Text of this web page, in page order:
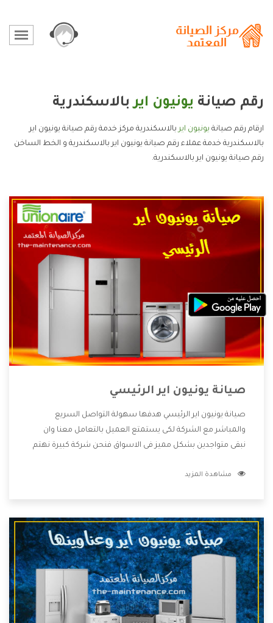
رقم صيانة يونيون ايربالاسكندرية
ارقام رقم صيانة يونيون ايربالاسكندرية مركز خدمة رقم صيانة يونيون اير
بالاسكندرية خدمة عملاء رقم صيانة يونيون اير بالاسكندرية و الخط الساخن
رقم صيانة يونيون اير بالاسكندرية.
صيانة يونيون اير الرئيسي
صيانة يونيون اير الرئيسي هدفها سهولة التواصل السريع
والمباشر مع الشركة لكى يستمتع العميل بالتعامل معنا وان
نبقى متواجدين بشكل مميز فى الاسواق فنحن شركة كبيرة نهتم
الشركة بها والتى تكون منها خدمة الصيانة التى تكون من أهم
وأقوى الأسعار التى تكون مناسبة لكثير من العملاء
مشاهدة المزيد